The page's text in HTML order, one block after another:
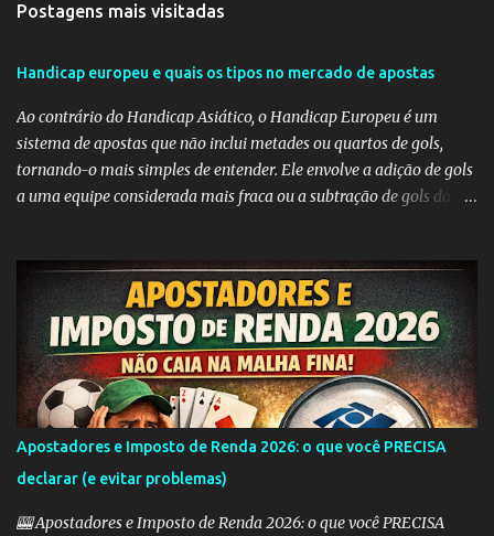
o
s
Postagens mais visitadas
Handicap europeu e quais os tipos no mercado de apostas
Ao contrário do Handicap Asiático, o Handicap Europeu é um
sistema de apostas que não inclui metades ou quartos de gols,
tornando-o mais simples de entender. Ele envolve a adição de gols
a uma equipe considerada mais fraca ou a subtração de gols da
tornando-os mais atraentes para os apostadores. Aqui estão
alguns dos tipos mais comuns de Handicap Europeu no mercado
de apostas: Handicap Europeu +1: Nesta aposta, uma equipe é
considerada com uma vantagem de 1 gol antes mesmo do início do
jogo. Isso significa que, se a equipe perder por um gol de diferença,
a aposta é vencedora. Se houver um empate ou se a equipe ganhar,
a aposta também é vencedora. Handicap Europeu +2: Semelhante
ao exemplo anterior, aqui a equipe recebe uma vantagem de 2
gols. Isso significa que a aposta é vencedora se a equipe perder por
uma diferença de até 2 gols. Se a equipe perder por 3 ou m...
Apostadores e Imposto de Renda 2026: o que você PRECISA
declarar (e evitar problemas)
🎰 Apostadores e Imposto de Renda 2026: o que você PRECISA